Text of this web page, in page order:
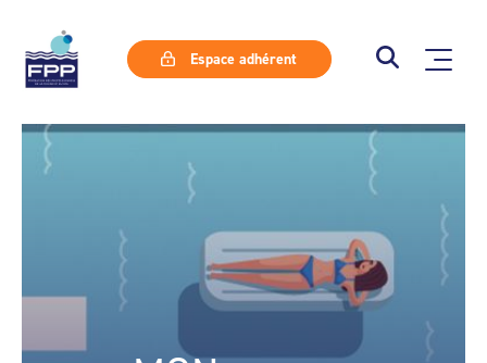
Espace adhérent